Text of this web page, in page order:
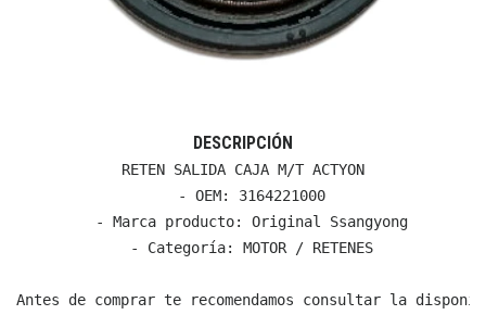
DESCRIPCIÓN
RETEN SALIDA CAJA M/T ACTYON
  - OEM: 3164221000
  - Marca producto: Original Ssangyong
  - Categoría: MOTOR / RETENES
Antes de comprar te recomendamos consultar la